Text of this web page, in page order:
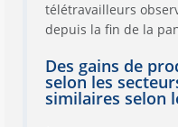
télétravailleurs
depuis la fin de la
Des gains de
selon les
similaires selon